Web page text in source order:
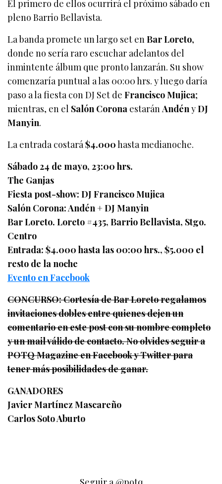
El primero de ellos ocurrirá el próximo sábado en
pleno Barrio Bellavista.
La banda promete un largo set enBar Loreto,
donde no sería raro escuchar adelantos del
inmintente álbum que pronto lanzarán. Su show
comenzaría puntual a las 00:00 hrs. y luego daría
paso a la fiesta con DJ Set deFrancisco Mujica;
mientras, en el Salón Corona estaránAndényDJ
Manyin.
La entrada costará$4.000hasta medianoche.
Sábado 24 de mayo, 23:00 hrs.
The Ganjas
Fiesta post-show: DJ Francisco Mujica
Salón Corona: Andén + DJ Manyin
Bar Loreto. Loreto #435, Barrio Bellavista, Stgo.
Centro
Entrada: $4.000 hasta las 00:00 hrs., $5.000 el
resto de la noche
Evento en Facebook
CONCURSO: Cortesía de Bar Loreto regalamos
invitaciones dobles entre quienes dejen un
comentario en este post con su nombre completo
y un mail válido de contacto. No olvides seguir a
POTQ Magazine en Facebook y Twitter para
tener más posibilidades de ganar.
GANADORES
Javier Martínez Mascareño
Carlos Soto Aburto